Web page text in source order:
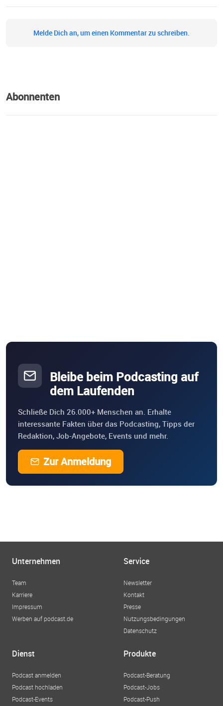
Melde Dich an, um einen Kommentar zu schreiben.
Abonnenten
Bleibe beim Podcasting auf
dem Laufenden
Schließe Dich 26.000+ Menschen an. Erhalte
interessante Fakten über das Podcasting, Tipps der
Redaktion, Job-Angebote, Events und mehr.
Zur Anmeldung
Unternehmen
Team
Karriere
Impressum
Werben auf podcast.de
Service
Newsletter
Kontakt
Presse
Nutzungsbedingungen
Datenschutz
Dienst
Podcast anmelden
Podcast hochladen
Podcast-Events
Produkte
Podcast-Beratung
Podcast-Jobs
Podcast-Push